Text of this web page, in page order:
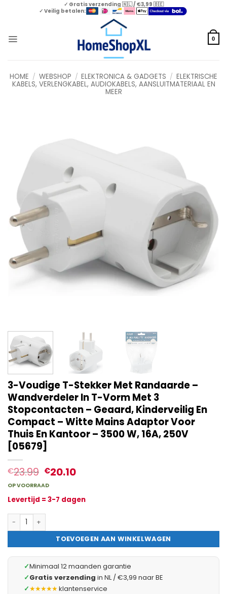
✓ Gratis verzending 🇳🇱 / €3,99 🇧🇪
✓ Veilig betalen:
0
HOME / WEBSHOP / ELEKTRONICA & GADGETS / ELEKTRISCHE
KABELS, VERLENGKABEL, AUDIOKABELS, AANSLUITMATERIAAL EN
MEER
3-Voudige T-Stekker Met Randaarde –
Wandverdeler In T-Vorm Met 3
Stopcontacten – Geaard, Kinderveilig En
Compact – Witte Mains Adaptor Voor
Thuis En Kantoor – 3500 W, 16A, 250V
[05679]
€23.99 €20.10
OP VOORRAAD
Levertijd = 3-7 dagen
3-Voudige T-Stekker Met Randaarde – Wandverdeler In T-
TOEVOEGEN AAN WINKELWAGEN
✓Minimaal 12 maanden garantie
✓Gratis verzending in NL / €3,99 naar BE
✓★★★★★klantenservice